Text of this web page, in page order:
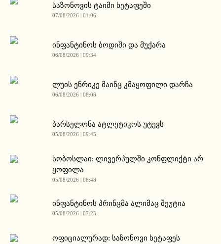
საზონოვის ტაიმი ხეტაფეში
07/08/2026 | 01:06
ინფანტინოს ბოდიში და მუქარა
06/08/2026 | 09:34
ლუის ენრიკე მაინც კმაყოფილი დარჩა
06/08/2026 | 08:08
ბარსელონა ატლეტიკოს უტევს
05/08/2026 | 09:45
სობოსლაი: ლივერპულში კონფლიქტი არ
ყოფილა
05/08/2026 | 08:48
ინფანტინოს პრინცმა ალიმაც შეუტია
05/08/2026 | 07:23
ოფიციალურად: საზონოვი ხეტაფეს